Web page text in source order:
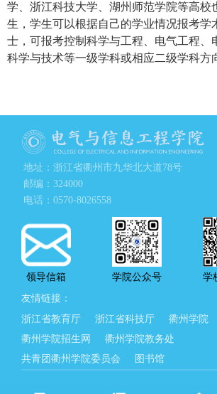
学、浙江科技大学、湖州师范学院等高校
生，学生可以根据自己的学业情况报考学
士，可报考控制科学与工程、电气工程、
科学与技术等一级学科或相应二级学科方
地址：浙江省衢州市九华北大道78号
邮编：324000
电话：0570-8026558
领导信箱 学院公众号
学
友情链接：
浙江省教育厅
浙江省科技厅
衢州学院
衢州学院招生网
衢州学院教务处
共青团衢州学院委员会
图书馆